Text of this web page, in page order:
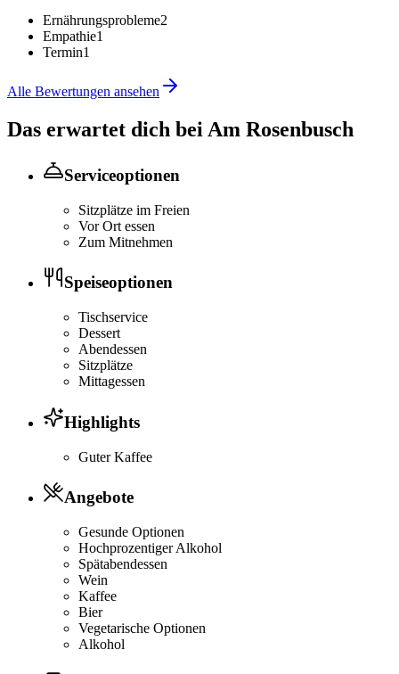
Ernährungsprobleme2
Empathie1
Termin1
Alle Bewertungen ansehen
Das erwartet dich bei Am Rosenbusch
Serviceoptionen
Sitzplätze im Freien
Vor Ort essen
Zum Mitnehmen
Speiseoptionen
Tischservice
Dessert
Abendessen
Sitzplätze
Mittagessen
Highlights
Guter Kaffee
Angebote
Gesunde Optionen
Hochprozentiger Alkohol
Spätabendessen
Wein
Kaffee
Bier
Vegetarische Optionen
Alkohol